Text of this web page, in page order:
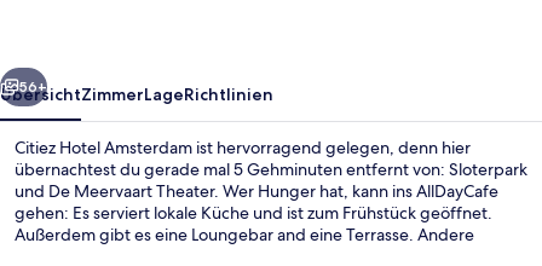
Weiter
56+
ÜbersichtZimmerLageRichtlinien
Citiez Hotel Amsterdam ist hervorragend gelegen, denn hier
übernachtest du gerade mal 5 Gehminuten entfernt von: Sloterpark
und De Meervaart Theater. Wer Hunger hat, kann ins AllDayCafe
gehen: Es serviert lokale Küche und ist zum Frühstück geöffnet.
Außerdem gibt es eine Loungebar and eine Terrasse. Andere